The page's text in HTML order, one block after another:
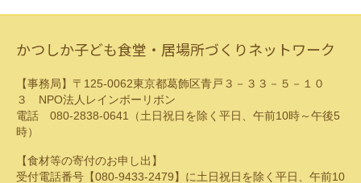
かつしか子ども食堂・居場所づくりネットワーク
【事務局】〒125-0062東京都葛飾区青戸３－３３－５－１０
３ NPO法人レインボーリボン
電話 080-2838-0641（土日祝日を除く平日、午前10時～午後5
時）
【食材等の寄付のお申し出】
受付電話番号【080-9433-2479】に土日祝日を除く平日、午前10